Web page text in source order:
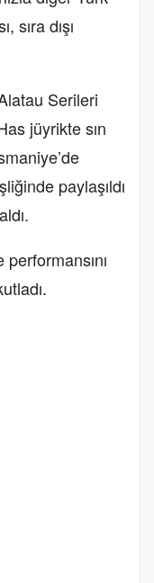
sıra dışı
Serileri
jüyrikte sın
paylaşıldı